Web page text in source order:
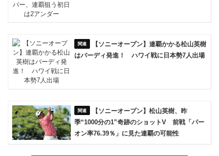
【ソニーオープン】連覇かかる松山英樹
はバーディ発進！ ハワイ戦に日本勢7人出場
【ソニーオープン】松山英樹、昨
季“1000分の1”奇跡のショットV 前戦「パー
オン率76.39％」に見た連覇の可能性